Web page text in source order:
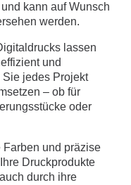
kann auf Wunsch
werden.
lassen
und
Sie jedes Projekt
– ob für
oder
Farben und präzise
Druckprodukte
durch ihre